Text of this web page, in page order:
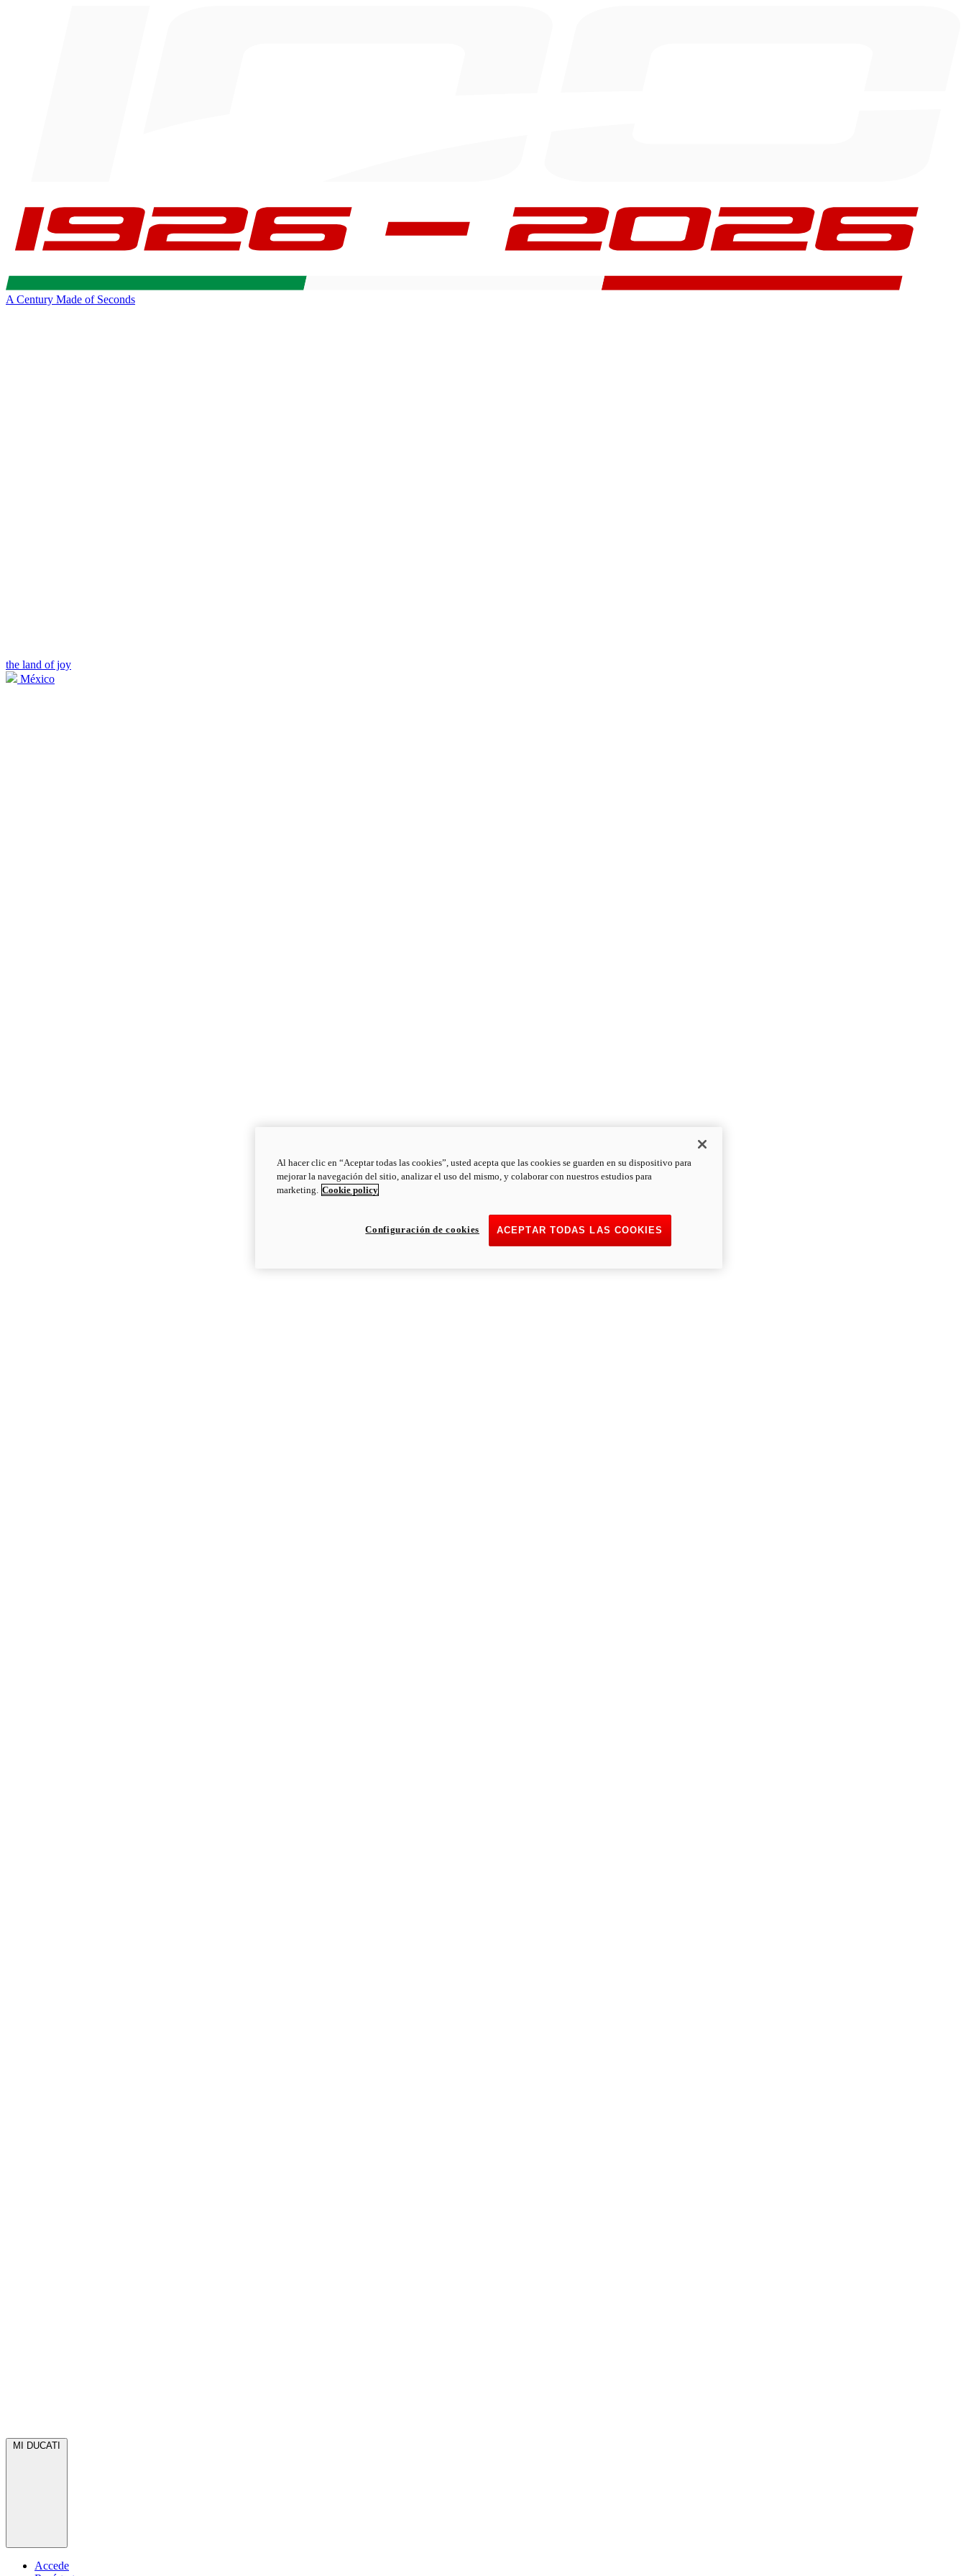
A Century Made of Seconds
the land of joy
México
MI DUCATI
Accede
Al hacer clic en “Aceptar todas las cookies”, usted acepta que las cookies se guarden en su dispositivo para
mejorar la navegación del sitio, analizar el uso del mismo, y colaborar con nuestros estudios para
marketing. Cookie policy
ACEPTAR TODAS LAS COOKIES
Configuración de cookies